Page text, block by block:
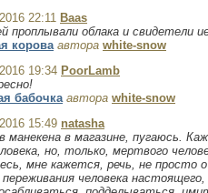
22:11 Baas
проплывали облака и свидетели
корова автора white-snow
19:34 PoorLamb
бабочка автора white-snow
15:49 natasha
манекена в магазине, пугаюсь.
но, только, мертвого
мне кажется, речь, не просто
переживания человека